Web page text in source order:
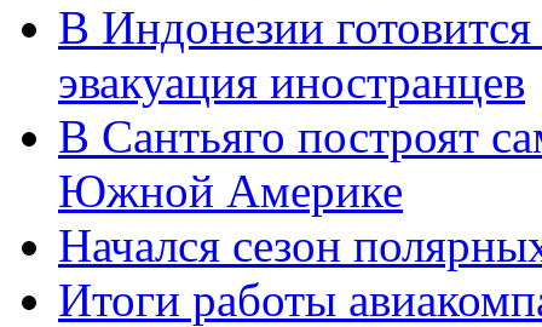
В Индонезии
эвакуация иностранцев
В Сантьяго построят
Южной Америке
Начался сезон
Итоги работы